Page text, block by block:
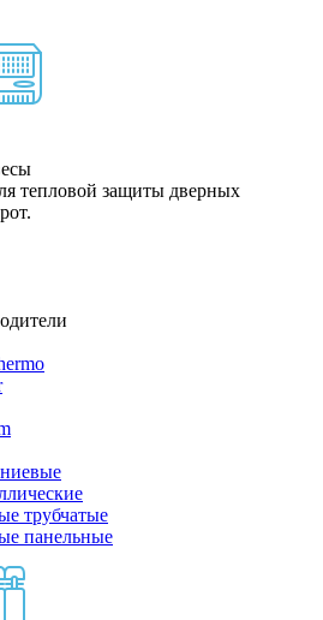
тепловой защиты дверных
трубчатые
панельные